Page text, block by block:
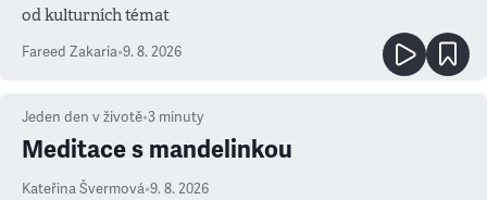
od kulturních témat
Fareed Zakaria•9. 8. 2026
Jeden den v životě•3 minuty
Meditace s mandelinkou
Kateřina Švermová•9. 8. 2026